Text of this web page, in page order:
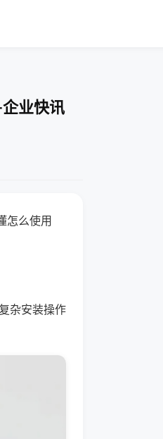
业快讯
怎么使用
杂安装操作